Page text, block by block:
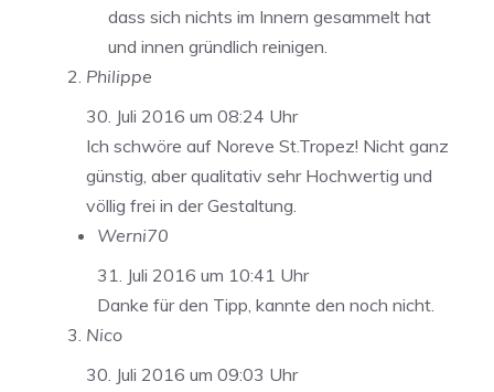
dass sich nichts im Innern gesammelt hat
und innen gründlich reinigen.
Philippe
30. Juli 2016 um 08:24 Uhr
Ich schwöre auf Noreve St.Tropez! Nicht ganz
günstig, aber qualitativ sehr Hochwertig und
völlig frei in der Gestaltung.
Werni70
31. Juli 2016 um 10:41 Uhr
Danke für den Tipp, kannte den noch nicht.
Nico
30. Juli 2016 um 09:03 Uhr